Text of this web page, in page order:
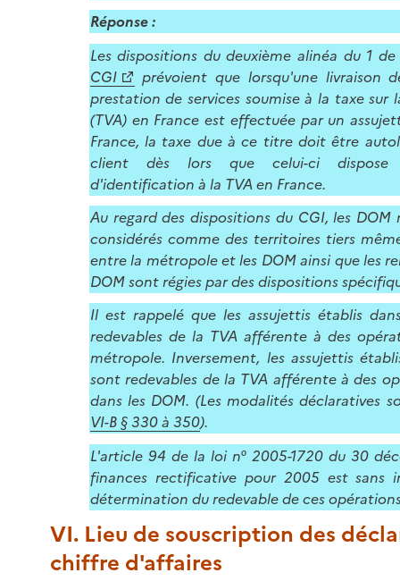
Réponse:
Les dispositions du deuxième alinéa du 1
CGI
prévoient que lorsqu'une livraison
prestation de services soumise à la taxe sur
(TVA) en France est effectuée par un
France, la taxe due à ce titre doit être
client dès lors que celui-ci dispose
d'identification à la TVA en France.
Au regard des dispositions du CGI, les
considérés comme des territoires tiers
entre la métropole et les DOM ainsi que les
DOM sont régies par des dispositions
Il est rappelé que les assujettis établis
redevables de la TVA afférente à des
métropole. Inversement, les assujettis
sont redevables de la TVA afférente à des
dans les DOM. (Les modalités déclaratives
VI-B § 330 à 350).
L'article 94 de la loi n° 2005-1720 du 30
finances rectificative pour 2005 est sans
détermination du redevable de ces
VI. Lieu de souscription des
chiffre d'affaires